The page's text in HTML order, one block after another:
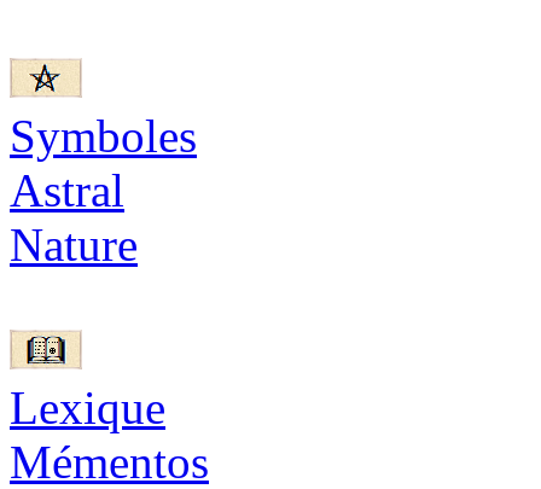
Symboles
Astral
Nature
Lexique
Mémentos